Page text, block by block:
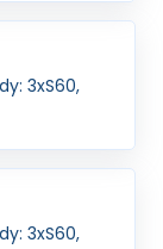
3xS60,
3xS60,